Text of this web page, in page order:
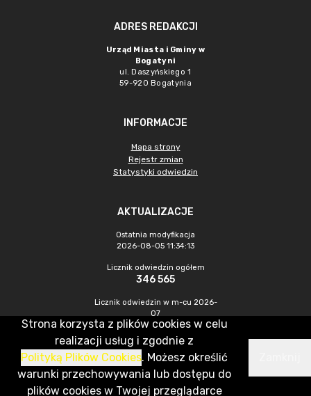
ADRES REDAKCJI
Urząd Miasta i Gminy w
Bogatyni
ul. Daszyńskiego 1
59-920 Bogatynia
INFORMACJE
Mapa strony
Rejestr zmian
Statystyki odwiedzin
AKTUALIZACJE
Ostatnia modyfikacja
2026-08-05 11:34:13
Licznik odwiedzin ogółem
346 565
Licznik odwiedzin w m-cu 2026-
07
956
CMS & Hosting: Nefeni Sp. z o.o.
Strona korzysta z plików cookies w celu
realizacji usług i zgodnie z
Polityką Plików Cookies. Możesz określić
warunki przechowywania lub dostępu do
plików cookies w Twojej przeglądarce